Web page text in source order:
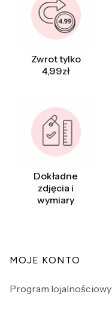
Zwrot tylko
4,99zł
Dokładne
zdjęcia i
wymiary
Linki w stopce
MOJE KONTO
Program lojalnościowy